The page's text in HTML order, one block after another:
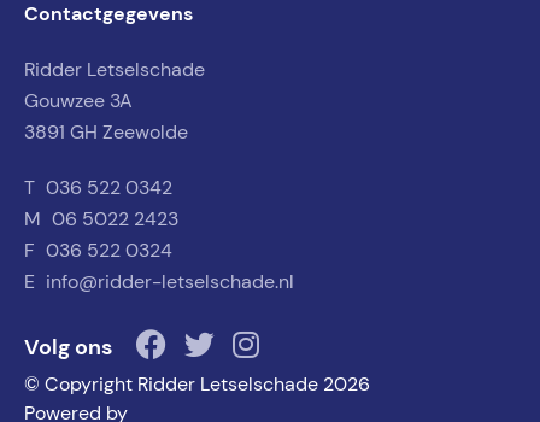
Contactgegevens
Ridder Letselschade
Gouwzee 3A
3891 GH Zeewolde
T 036 522 0342
M 06 5022 2423
F 036 522 0324
E info@ridder-letselschade.nl
Volg ons
© Copyright Ridder Letselschade 2026
Powered by